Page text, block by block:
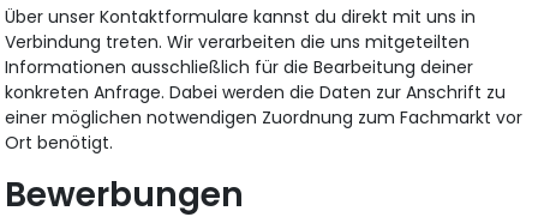
Über unser Kontaktformulare kannst du direkt mit uns in
Verbindung treten. Wir verarbeiten die uns mitgeteilten
Informationen ausschließlich für die Bearbeitung deiner
konkreten Anfrage. Dabei werden die Daten zur Anschrift zu
einer möglichen notwendigen Zuordnung zum Fachmarkt vor
Ort benötigt.
Bewerbungen